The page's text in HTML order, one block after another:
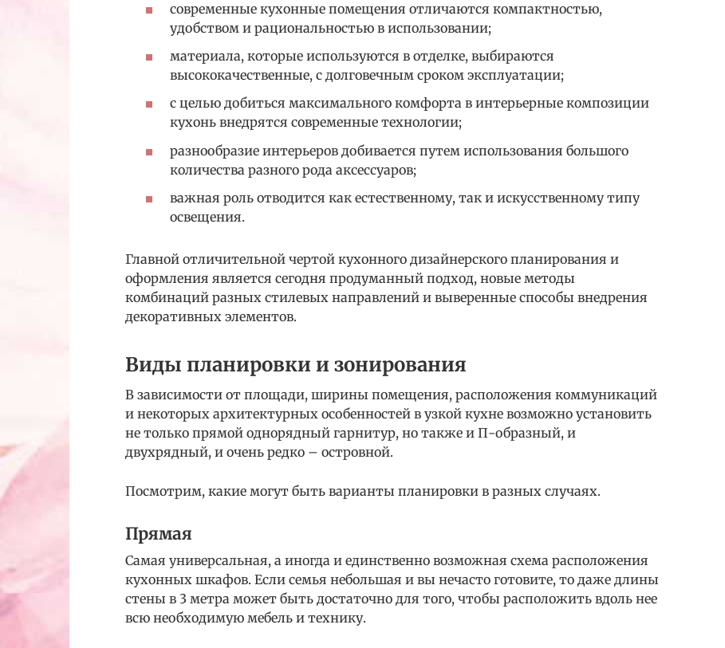
современные кухонные помещения отличаются компактностью,
удобством и рациональностью в использовании;
материала, которые используются в отделке, выбираются
высококачественные, с долговечным сроком эксплуатации;
с целью добиться максимального комфорта в интерьерные композиции
кухонь внедрятся современные технологии;
разнообразие интерьеров добивается путем использования большого
количества разного рода аксессуаров;
важная роль отводится как естественному, так и искусственному типу
освещения.
Главной отличительной чертой кухонного дизайнерского планирования и
оформления является сегодня продуманный подход, новые методы
комбинаций разных стилевых направлений и выверенные способы внедрения
декоративных элементов.
Виды планировки и зонирования
В зависимости от площади, ширины помещения, расположения коммуникаций
и некоторых архитектурных особенностей в узкой кухне возможно установить
не только прямой однорядный гарнитур, но также и П-образный, и
двухрядный, и очень редко – островной.
Посмотрим, какие могут быть варианты планировки в разных случаях.
Прямая
Самая универсальная, а иногда и единственно возможная схема расположения
кухонных шкафов. Если семья небольшая и вы нечасто готовите, то даже длины
стены в 3 метра может быть достаточно для того, чтобы расположить вдоль нее
всю необходимую мебель и технику.